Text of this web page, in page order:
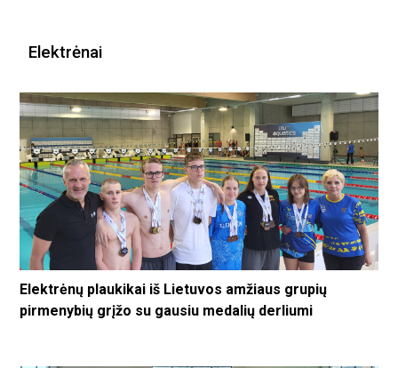
Elektrėnai
Elektrėnų plaukikai iš Lietuvos amžiaus grupių
pirmenybių grįžo su gausiu medalių derliumi